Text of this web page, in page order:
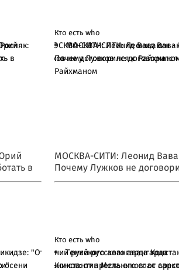
в
в
Кто есть who
МОСКВА-СИТИ: Леонид
Почему Лужков не
Райхманом
МОСКВА-СИТИ: Леонид
Почему Лужков не
Райхманом
осени
Кто есть who
Гений русского авангарда
Константин Мельников: от